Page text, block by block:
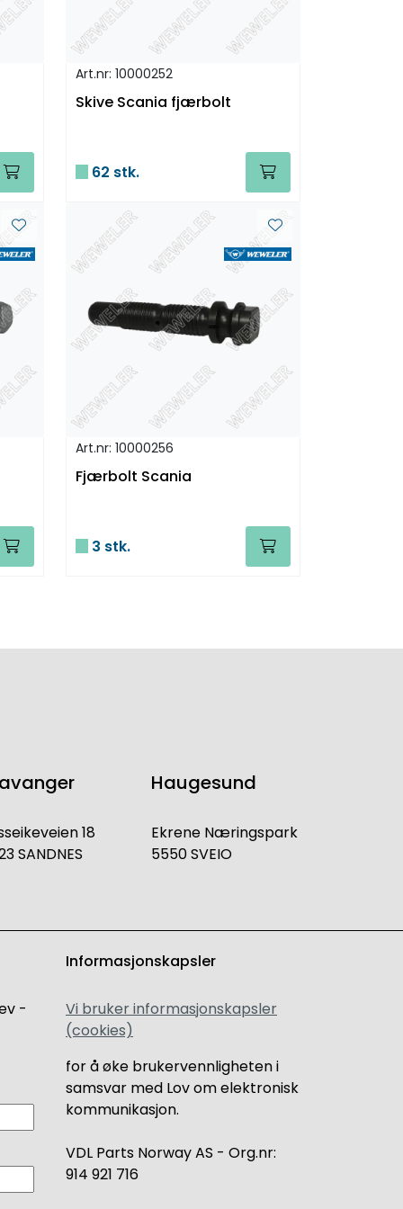
Art.nr: 10000252
Skive Scania fjærbolt
62 stk.
Art.nr: 10000256
Fjærbolt Scania
3 stk.
18
SANDNES
Haugesund
Ekrene Næringspark
5550 SVEIO
-
Informasjonskapsler
Vi bruker informasjonskapsler
(cookies)
for å øke brukervennligheten i
samsvar med Lov om elektronisk
kommunikasjon.
VDL Parts Norway AS - Org.nr:
914 921 716